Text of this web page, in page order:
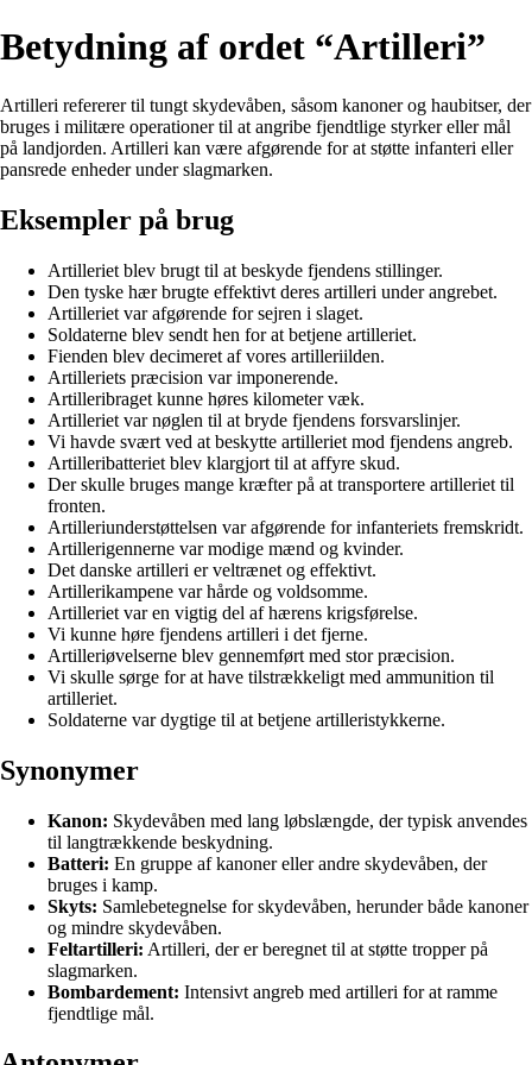
Betydning af ordet “Artilleri”
Artilleri refererer til tungt skydevåben, såsom kanoner og haubitser, der
bruges i militære operationer til at angribe fjendtlige styrker eller mål
på landjorden. Artilleri kan være afgørende for at støtte infanteri eller
pansrede enheder under slagmarken.
Eksempler på brug
Artilleriet blev brugt til at beskyde fjendens stillinger.
Den tyske hær brugte effektivt deres artilleri under angrebet.
Artilleriet var afgørende for sejren i slaget.
Soldaterne blev sendt hen for at betjene artilleriet.
Fienden blev decimeret af vores artilleriilden.
Artilleriets præcision var imponerende.
Artilleribraget kunne høres kilometer væk.
Artilleriet var nøglen til at bryde fjendens forsvarslinjer.
Vi havde svært ved at beskytte artilleriet mod fjendens angreb.
Artilleribatteriet blev klargjort til at affyre skud.
Der skulle bruges mange kræfter på at transportere artilleriet til
fronten.
Artilleriunderstøttelsen var afgørende for infanteriets fremskridt.
Artillerigennerne var modige mænd og kvinder.
Det danske artilleri er veltrænet og effektivt.
Artillerikampene var hårde og voldsomme.
Artilleriet var en vigtig del af hærens krigsførelse.
Vi kunne høre fjendens artilleri i det fjerne.
Artilleriøvelserne blev gennemført med stor præcision.
Vi skulle sørge for at have tilstrækkeligt med ammunition til
artilleriet.
Soldaterne var dygtige til at betjene artilleristykkerne.
Synonymer
Kanon: Skydevåben med lang løbslængde, der typisk anvendes
til langtrækkende beskydning.
Batteri: En gruppe af kanoner eller andre skydevåben, der
bruges i kamp.
Skyts: Samlebetegnelse for skydevåben, herunder både kanoner
og mindre skydevåben.
Feltartilleri: Artilleri, der er beregnet til at støtte tropper på
slagmarken.
Bombardement: Intensivt angreb med artilleri for at ramme
fjendtlige mål.